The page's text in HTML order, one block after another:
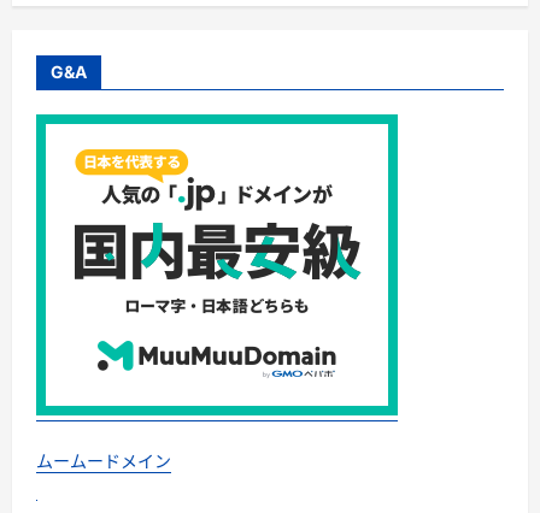
G&A
ムームードメイン